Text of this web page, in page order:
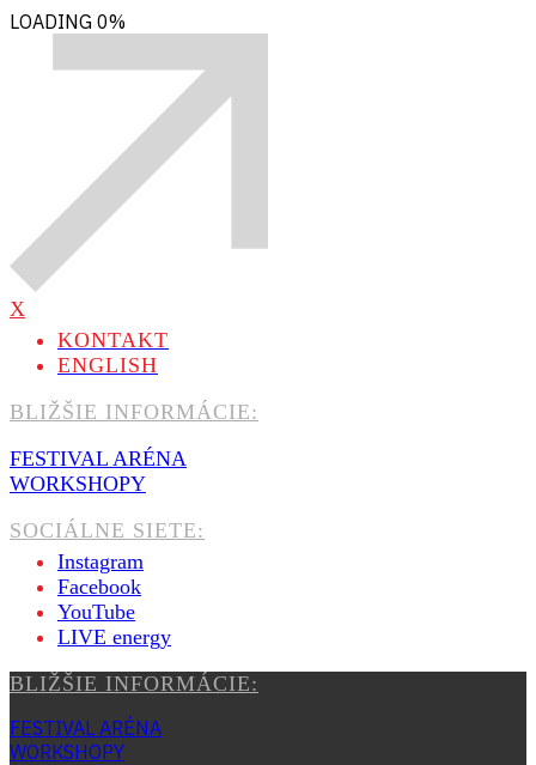
LOADING 0%
X
KONTAKT
ENGLISH
BLIŽŠIE INFORMÁCIE:
FESTIVAL ARÉNA
WORKSHOPY
SOCIÁLNE SIETE:
Instagram
Facebook
YouTube
LIVE energy
BLIŽŠIE INFORMÁCIE:
FESTIVAL ARÉNA
WORKSHOPY